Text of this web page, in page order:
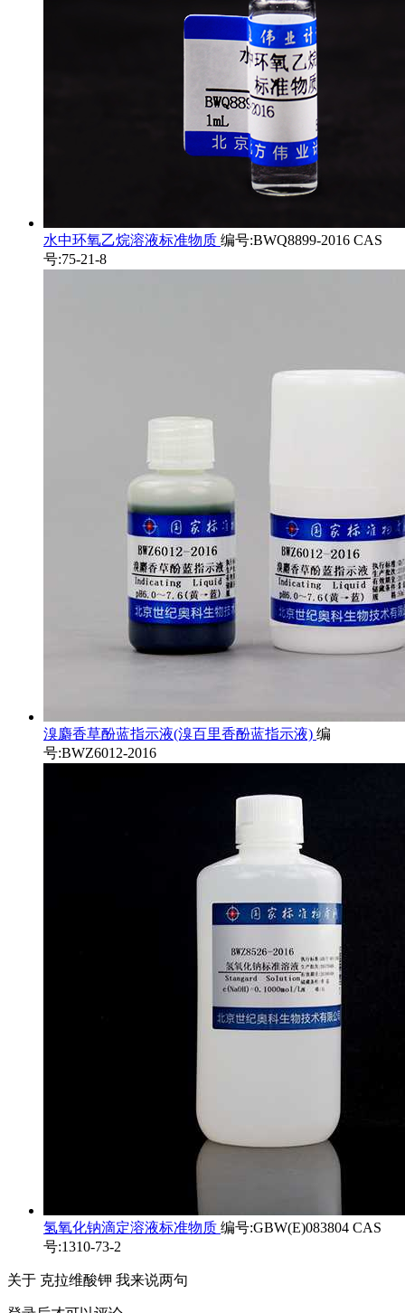
水中环氧乙烷溶液标准物质 编号:BWQ8899-2016 CAS
号:75-21-8
溴麝香草酚蓝指示液(溴百里香酚蓝指示液) 编
号:BWZ6012-2016
氢氧化钠滴定溶液标准物质 编号:GBW(E)083804 CAS
号:1310-73-2
关于 克拉维酸钾 我来说两句